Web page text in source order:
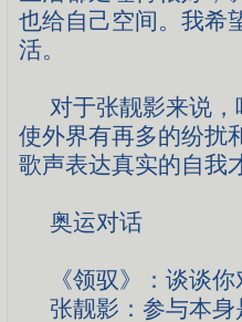
也给自己空间。我希
活。
对于张靓影来说
使外界有再多的纷扰
歌声表达真实的自我
奥运对话
《领驭》：谈谈你
张靓影：参与本身